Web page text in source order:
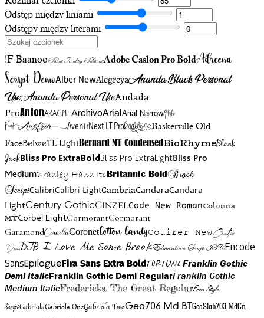
Odstęp między liniami
Odstępy między literami
!F BaanooAdine Kirnberg AlternateAdobe Caslon Pro BoldAdreena
Script DemoAlber NewAlegreyaAnanda Black Personal
UseAnanda Personal UseAndada
ProAntonAracneArchivoArialArial NarrowArtistic
FriendAustriaAvenirNext LT ProBadelionBaskerville Old
FaceBelweTL LightBernard MT CondensedBioRhymeBlack
JackBliss Pro ExtraBoldBliss Pro ExtraLightBliss Pro
MediumBradley Hand Itc Britannic Bold Brock
ScriptCalibriCalibri LightCambriaCandaraCandara
LightCentury GothicCinzelCode New RomanColonna
MTCorbel LightCormorantCormorant
GaramondCorneliaCoronetCotton CandyCouirer NewCreattion
DemoDJB I Love Me Some BrookEdwardian Script ITCEncode
SansEpilogueFira Sans Extra BoldFortuneFranklin Gothic
Demi ItalicFranklin Gothic Demi RegularFranklin Gothic
Medium ItalicFredericka The Great RegularFree Style
ScriptGabriolaGabriola OneGabriola TwoGeo706 Md BTGeoSlab703 MdCn